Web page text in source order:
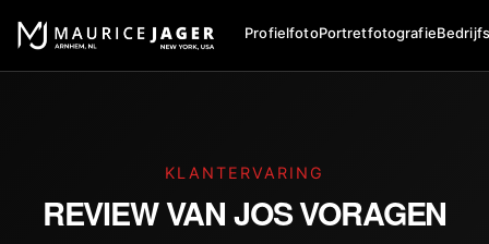
ProfielfotoPortretfotografie
KLANTERVARING
REVIEW VANJOS VORAGEN